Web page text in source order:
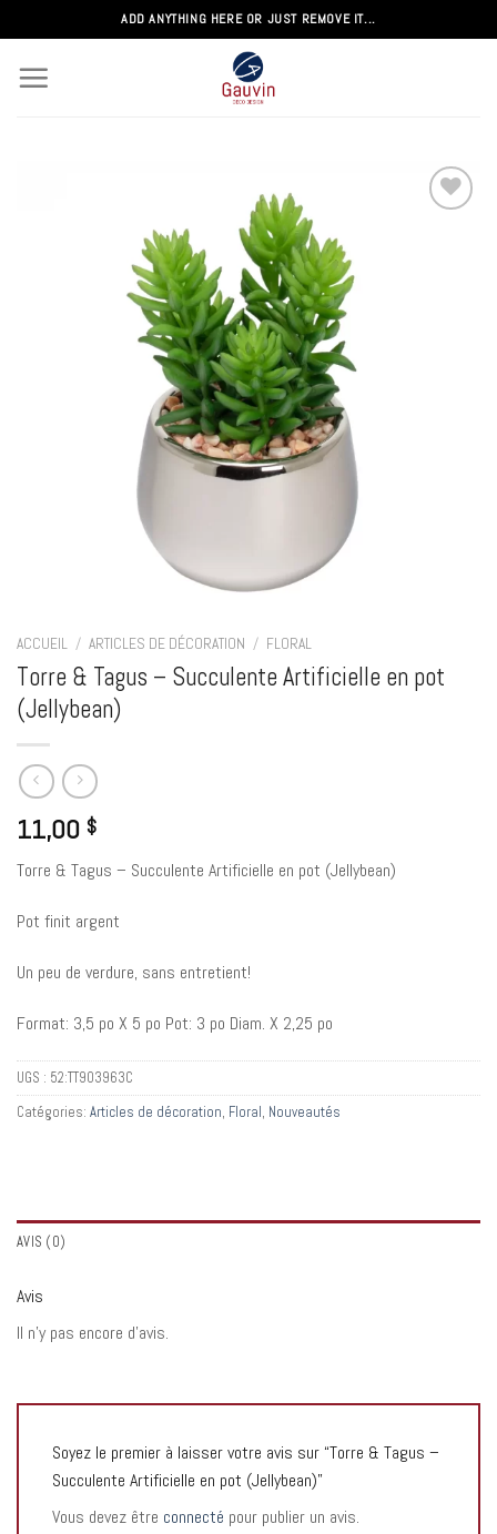
au
contenu
ADD ANYTHING HERE OR JUST REMOVE IT...
ACCUEIL / ARTICLES DE DÉCORATION / FLORAL
Torre & Tagus – Succulente Artificielle en pot
(Jellybean)
11,00 $
Torre & Tagus – Succulente Artificielle en pot (Jellybean)
Pot finit argent
Un peu de verdure, sans entretient!
Format: 3,5 po X 5 po Pot: 3 po Diam. X 2,25 po
UGS : 52:TT903963C
Catégories: Articles de décoration, Floral, Nouveautés
AVIS (0)
Avis
Il n’y pas encore d’avis.
Soyez le premier à laisser votre avis sur “Torre & Tagus –
Succulente Artificielle en pot (Jellybean)”
Vous devez être connecté pour publier un avis.